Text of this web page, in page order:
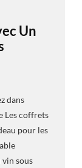
Un
dans
Les coffrets
pour les
sous